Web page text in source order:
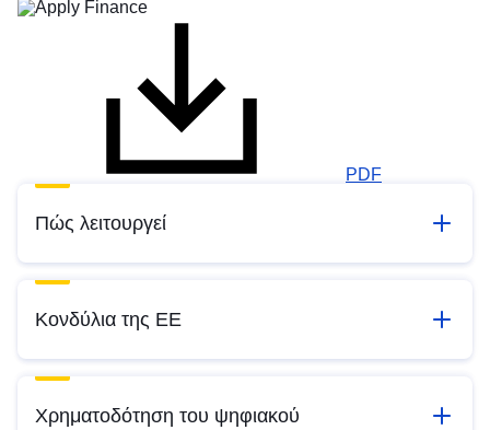
PDF
Πώς λειτουργεί
Κονδύλια της ΕΕ
Χρηματοδότηση του ψηφιακού